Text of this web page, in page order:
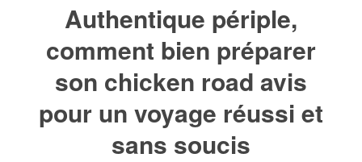
Authentique périple,
comment bien préparer
son chicken road avis
pour un voyage réussi et
sans soucis